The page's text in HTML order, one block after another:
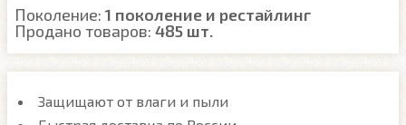
Поколение: 1 поколение и рестайлинг
Продано товаров: 485 шт.
Защищают от влаги и пыли